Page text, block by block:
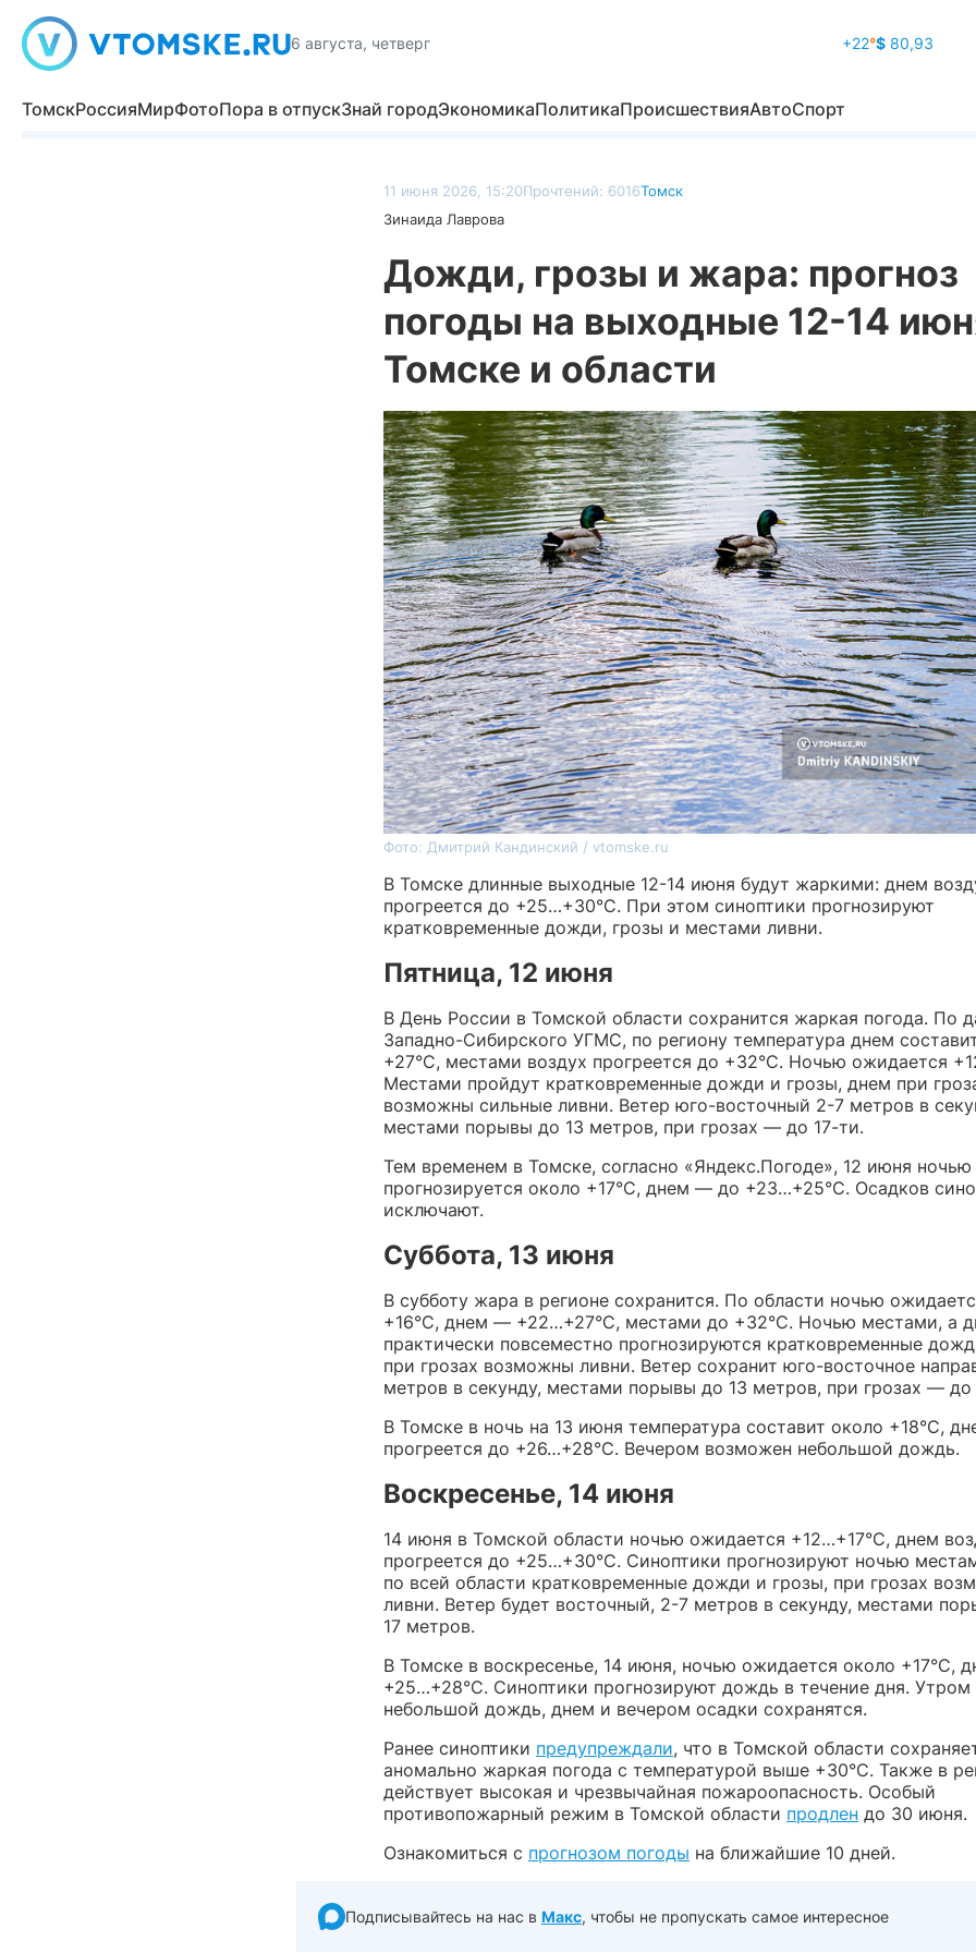
6 августа, четверг +22°$ 80,93
ТомскРоссияМирФотоПора в отпускЗнай городЭкономикаПолитикаПроисшествияАвтоСпорт
11 июня 2026, 15:20Прочтений: 6016Томск
Зинаида Лаврова
Дожди, грозы и жара: прогноз
погоды на выходные 12-14
Томске и области
Фото: Дмитрий Кандинский / vtomske.ru
В Томске длинные выходные 12-14 июня будут жаркими: днем
прогреется до +25…+30°C. При этом синоптики прогнозируют
кратковременные дожди, грозы и местами ливни.
Пятница, 12 июня
В День России в Томской области сохранится жаркая погода. По
Западно-Сибирского УГМС, по региону температура днем
+27°C, местами воздух прогреется до +32°C. Ночью ожидается
Местами пройдут кратковременные дожди и грозы, днем при
возможны сильные ливни. Ветер юго-восточный 2-7 метров в
местами порывы до 13 метров, при грозах — до 17-ти.
Тем временем в Томске, согласно «Яндекс.Погоде», 12 июня ночью
прогнозируется около +17°C, днем — до +23…+25°C. Осадков
исключают.
Суббота, 13 июня
В субботу жара в регионе сохранится. По области ночью
+16°C, днем — +22…+27°C, местами до +32°C. Ночью местами, а
практически повсеместно прогнозируются кратковременные
при грозах возможны ливни. Ветер сохранит юго-восточное
метров в секунду, местами порывы до 13 метров, при грозах — до
В Томске в ночь на 13 июня температура составит около +18°C,
прогреется до +26…+28°C. Вечером возможен небольшой дождь.
Воскресенье, 14 июня
14 июня в Томской области ночью ожидается +12…+17°C, днем
прогреется до +25…+30°C. Синоптики прогнозируют ночью
по всей области кратковременные дожди и грозы, при грозах
ливни. Ветер будет восточный, 2-7 метров в секунду, местами
17 метров.
В Томске в воскресенье, 14 июня, ночью ожидается около +17°C,
+25…+28°C. Синоптики прогнозируют дождь в течение дня.
небольшой дождь, днем и вечером осадки сохранятся.
Ранее синоптики предупреждали, что в Томской области
аномально жаркая погода с температурой выше +30°C. Также в
действует высокая и чрезвычайная пожароопасность. Особый
противопожарный режим в Томской области продлен до 30 июня.
Ознакомиться с прогнозом погоды на ближайшие 10 дней.
Подписывайтесь на нас в Макс, чтобы не пропускать самое интересное